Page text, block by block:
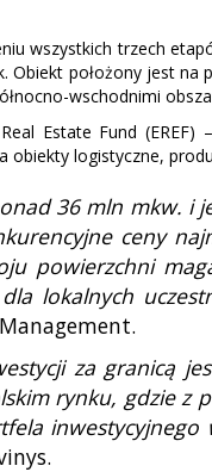
wszystkich trzech
położony jest
wschodnimi
Estate Fund
obiekty logistyczne,
36 mln mkw. i
ceny
powierzchni
lokalnych
za granicą
rynku, gdzie